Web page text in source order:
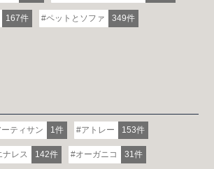
167件 ペットとソファ 349件
ーティサン 1件 アトレー 153件
ナレス 142件 オーガニコ 31件